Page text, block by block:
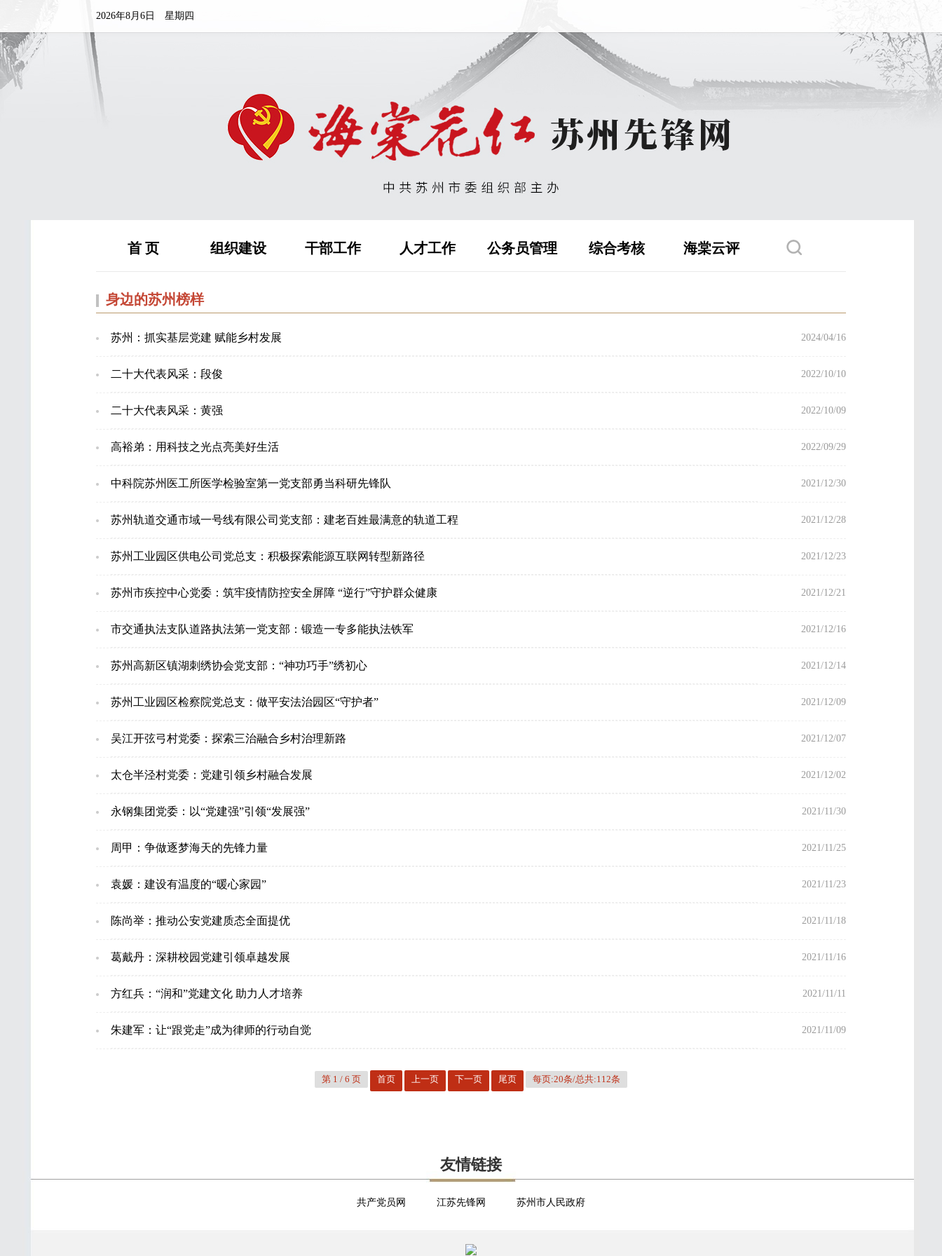
2026年8月6日 星期四
首 页 组织建设 干部工作 人才工作 公务员管理 综合考核 海棠云评
身边的苏州榜样
苏州：抓实基层党建 赋能乡村发展 2024/04/16
二十大代表风采：段俊 2022/10/10
二十大代表风采：黄强 2022/10/09
高裕弟：用科技之光点亮美好生活 2022/09/29
中科院苏州医工所医学检验室第一党支部勇当科研先锋队 2021/12/30
苏州轨道交通市域一号线有限公司党支部：建老百姓最满意的轨道工程 2021/12/28
苏州工业园区供电公司党总支：积极探索能源互联网转型新路径 2021/12/23
苏州市疾控中心党委：筑牢疫情防控安全屏障 “逆行”守护群众健康 2021/12/21
市交通执法支队道路执法第一党支部：锻造一专多能执法铁军 2021/12/16
苏州高新区镇湖刺绣协会党支部：“神功巧手”绣初心 2021/12/14
苏州工业园区检察院党总支：做平安法治园区“守护者” 2021/12/09
吴江开弦弓村党委：探索三治融合乡村治理新路 2021/12/07
太仓半泾村党委：党建引领乡村融合发展 2021/12/02
永钢集团党委：以“党建强”引领“发展强” 2021/11/30
周甲：争做逐梦海天的先锋力量 2021/11/25
袁媛：建设有温度的“暖心家园” 2021/11/23
陈尚举：推动公安党建质态全面提优 2021/11/18
葛戴丹：深耕校园党建引领卓越发展 2021/11/16
方红兵：“润和”党建文化 助力人才培养 2021/11/11
朱建军：让“跟党走”成为律师的行动自觉 2021/11/09
第 1 / 6 页 首页 上一页 下一页 尾页 每页:20条/总共:112条
友情链接
共产党员网 江苏先锋网 苏州市人民政府